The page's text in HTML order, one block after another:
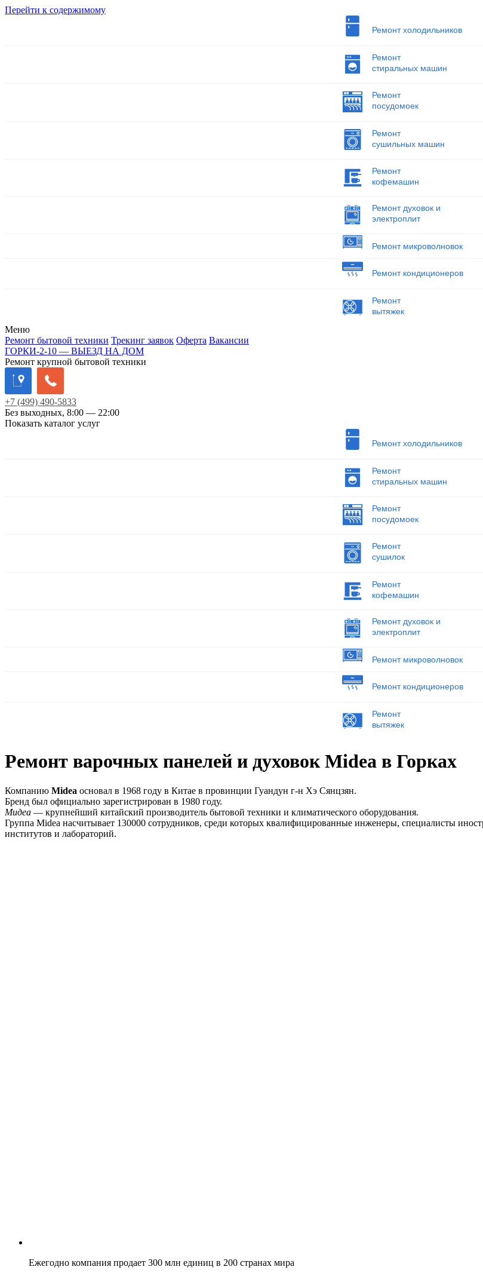
Перейти к содержимому
Ремонт холодильников
Ремонт
стиральных машин
Ремонт
посудомоек
Ремонт
сушильных машин
Ремонт
кофемашин
Ремонт духовок и
электроплит
Ремонт микроволновок
Ремонт кондиционеров
Ремонт
вытяжек
Меню
Ремонт бытовой техники Трекинг заявок Оферта Вакансии
ГОРКИ-2-10 — ВЫЕЗД НА ДОМ
Ремонт крупной бытовой техники
+7 (499) 490-5833
Без выходных, 8:00 — 22:00
Показать каталог услуг
Ремонт холодильников
Ремонт
стиральных машин
Ремонт
посудомоек
Ремонт
сушилок
Ремонт
кофемашин
Ремонт духовок и
электроплит
Ремонт микроволновок
Ремонт кондиционеров
Ремонт
вытяжек
Ремонт варочных панелей и духовок Midea в Горках
Компанию Midea основал в 1968 году в Китае в провинции Гуандун г-н Хэ Сянцзян.
Бренд был официально зарегистрирован в 1980 году.
Мидеа — крупнейший китайский производитель бытовой техники и климатического оборудования.
Группа Midea насчитывает 130000 сотрудников, среди которых квалифицированные инженеры, специалисты
институтов и лабораторий.
Ежегодно компания продает 300 млн единиц в 200 странах мира